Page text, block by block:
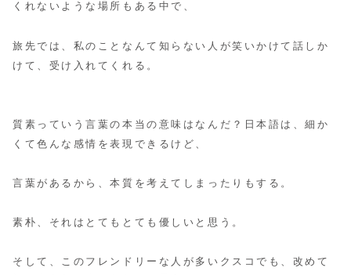
くれないような場所もある中で、
旅先では、私のことなんて知らない人が笑いかけて話しか
けて、受け入れてくれる。
質素っていう言葉の本当の意味はなんだ？日本語は、細か
くて色んな感情を表現できるけど、
言葉があるから、本質を考えてしまったりもする。
素朴、それはとてもとても優しいと思う。
そして、このフレンドリーな人が多いクスコでも、改めて